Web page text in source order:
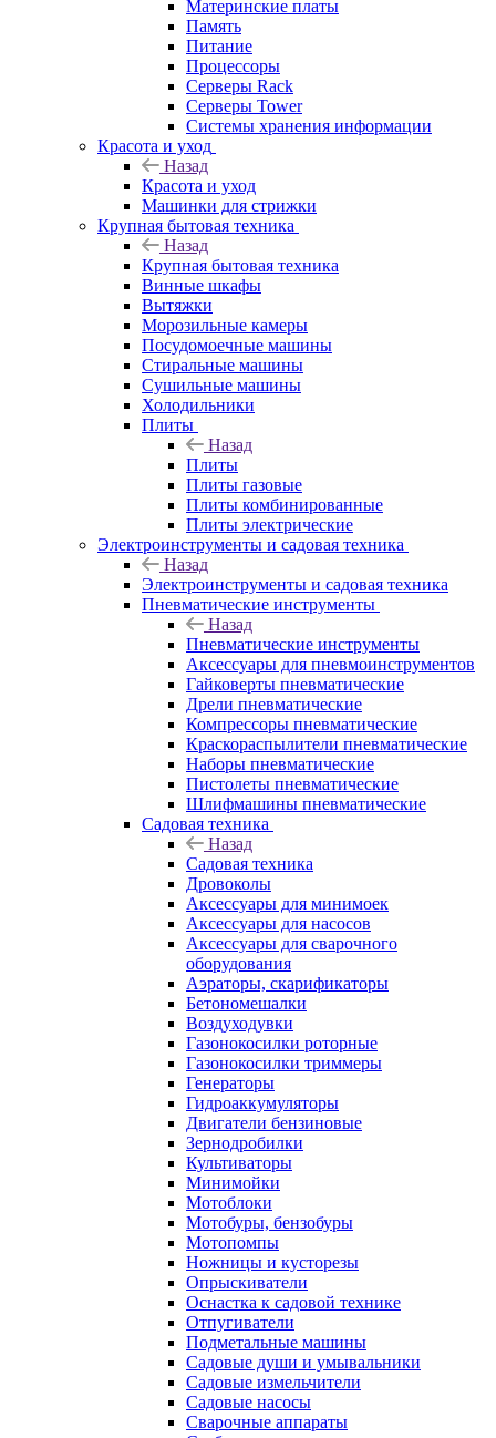
Материнские платы
Память
Питание
Процессоры
Серверы Rack
Серверы Tower
Системы хранения информации
Красота и уход
Назад
Красота и уход
Машинки для стрижки
Крупная бытовая техника
Назад
Крупная бытовая техника
Винные шкафы
Вытяжки
Морозильные камеры
Посудомоечные машины
Стиральные машины
Сушильные машины
Холодильники
Плиты
Назад
Плиты
Плиты газовые
Плиты комбинированные
Плиты электрические
Электроинструменты и садовая техника
Назад
Электроинструменты и садовая техника
Пневматические инструменты
Назад
Пневматические инструменты
Аксессуары для пневмоинструментов
Гайковерты пневматические
Дрели пневматические
Компрессоры пневматические
Краскораспылители пневматические
Наборы пневматические
Пистолеты пневматические
Шлифмашины пневматические
Садовая техника
Назад
Садовая техника
Дровоколы
Аксессуары для минимоек
Аксессуары для насосов
Аксессуары для сварочного
оборудования
Аэраторы, скарификаторы
Бетономешалки
Воздуходувки
Газонокосилки роторные
Газонокосилки триммеры
Генераторы
Гидроаккумуляторы
Двигатели бензиновые
Зернодробилки
Культиваторы
Минимойки
Мотоблоки
Мотобуры, бензобуры
Мотопомпы
Ножницы и кусторезы
Опрыскиватели
Оснастка к садовой технике
Отпугиватели
Подметальные машины
Садовые души и умывальники
Садовые измельчители
Садовые насосы
Сварочные аппараты